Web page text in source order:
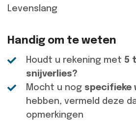
Levenslang
Handig om te weten
Houdt u rekening met 5
snijverlies?
Mocht u nog specifieke
hebben, vermeld deze
opmerkingen